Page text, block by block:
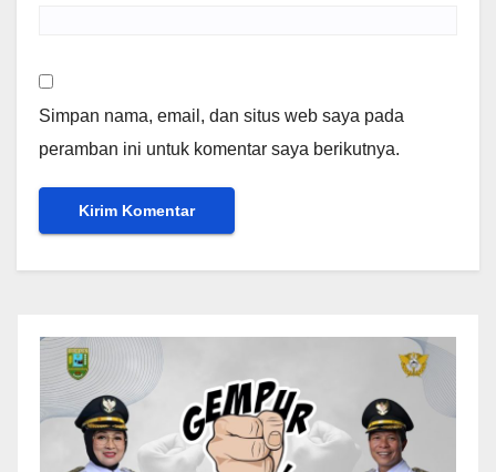
Simpan nama, email, dan situs web saya pada
peramban ini untuk komentar saya berikutnya.